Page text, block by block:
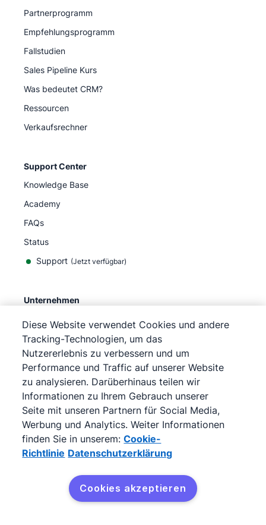
Partnerprogramm
Empfehlungsprogramm
Fallstudien
Sales Pipeline Kurs
Was bedeutet CRM?
Ressourcen
Verkaufsrechner
Support Center
Knowledge Base
Academy
FAQs
Status
Support (Jetzt verfügbar)
Unternehmen
Karriere
Blog
Newsletter abonnieren
Trustcenter
Legal hub
Unterauftragnehmer
Diese Website verwendet Cookies und andere
Tracking-Technologien, um das
Nutzererlebnis zu verbessern und um
Performance und Traffic auf unserer Website
zu analysieren. Darüberhinaus teilen wir
Informationen zu Ihrem Gebrauch unserer
Seite mit unseren Partnern für Social Media,
Werbung und Analytics. Weiter Informationen
finden Sie in unserem: Cookie-
Richtlinie Datenschutzerklärung
Cookies akzeptieren